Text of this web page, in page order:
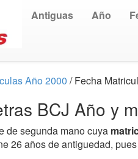
Antiguas Año
Año 2000 / Fecha
BCJ Año y
de segunda mano cuya
26 años de antiguedad,